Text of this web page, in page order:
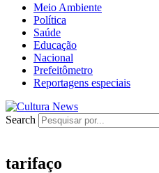
Meio Ambiente
Política
Saúde
Educação
Nacional
Prefeitômetro
Reportagens especiais
Search
tarifaço